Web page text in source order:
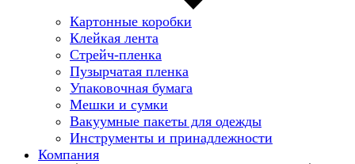
Картонные коробки
Клейкая лента
Стрейч-пленка
Пузырчатая пленка
Упаковочная бумага
Мешки и сумки
Вакуумные пакеты для одежды
Инструменты и принадлежности
Компания